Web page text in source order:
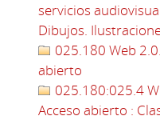
servicios
Dibujos.
025.180 Web
abierto
025.180:025.4
Acceso abierto :